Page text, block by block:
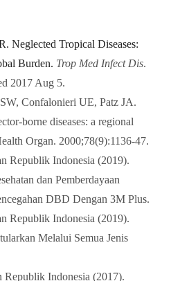
Neglected Tropical Diseases:
Burden. Trop Med Infect Dis.
2017 Aug 5.
Confalonieri UE, Patz JA.
borne diseases: a regional
Organ. 2000;78(9):1136-47.
Republik Indonesia (2019).
dan Pemberdayaan
DBD Dengan 3M Plus.
Republik Indonesia (2019).
Melalui Semua Jenis
Republik Indonesia (2017).